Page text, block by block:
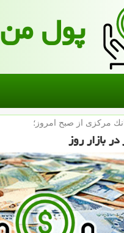
پول من
مركزی از صبح امروز؛
بازار روز